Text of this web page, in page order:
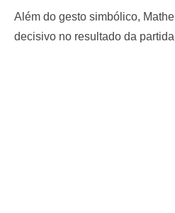
Além do gesto simbólico,
decisivo no resultado da